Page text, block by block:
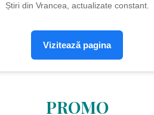
Știri din Vrancea, actualizate constant.
Vizitează pagina
PROMO